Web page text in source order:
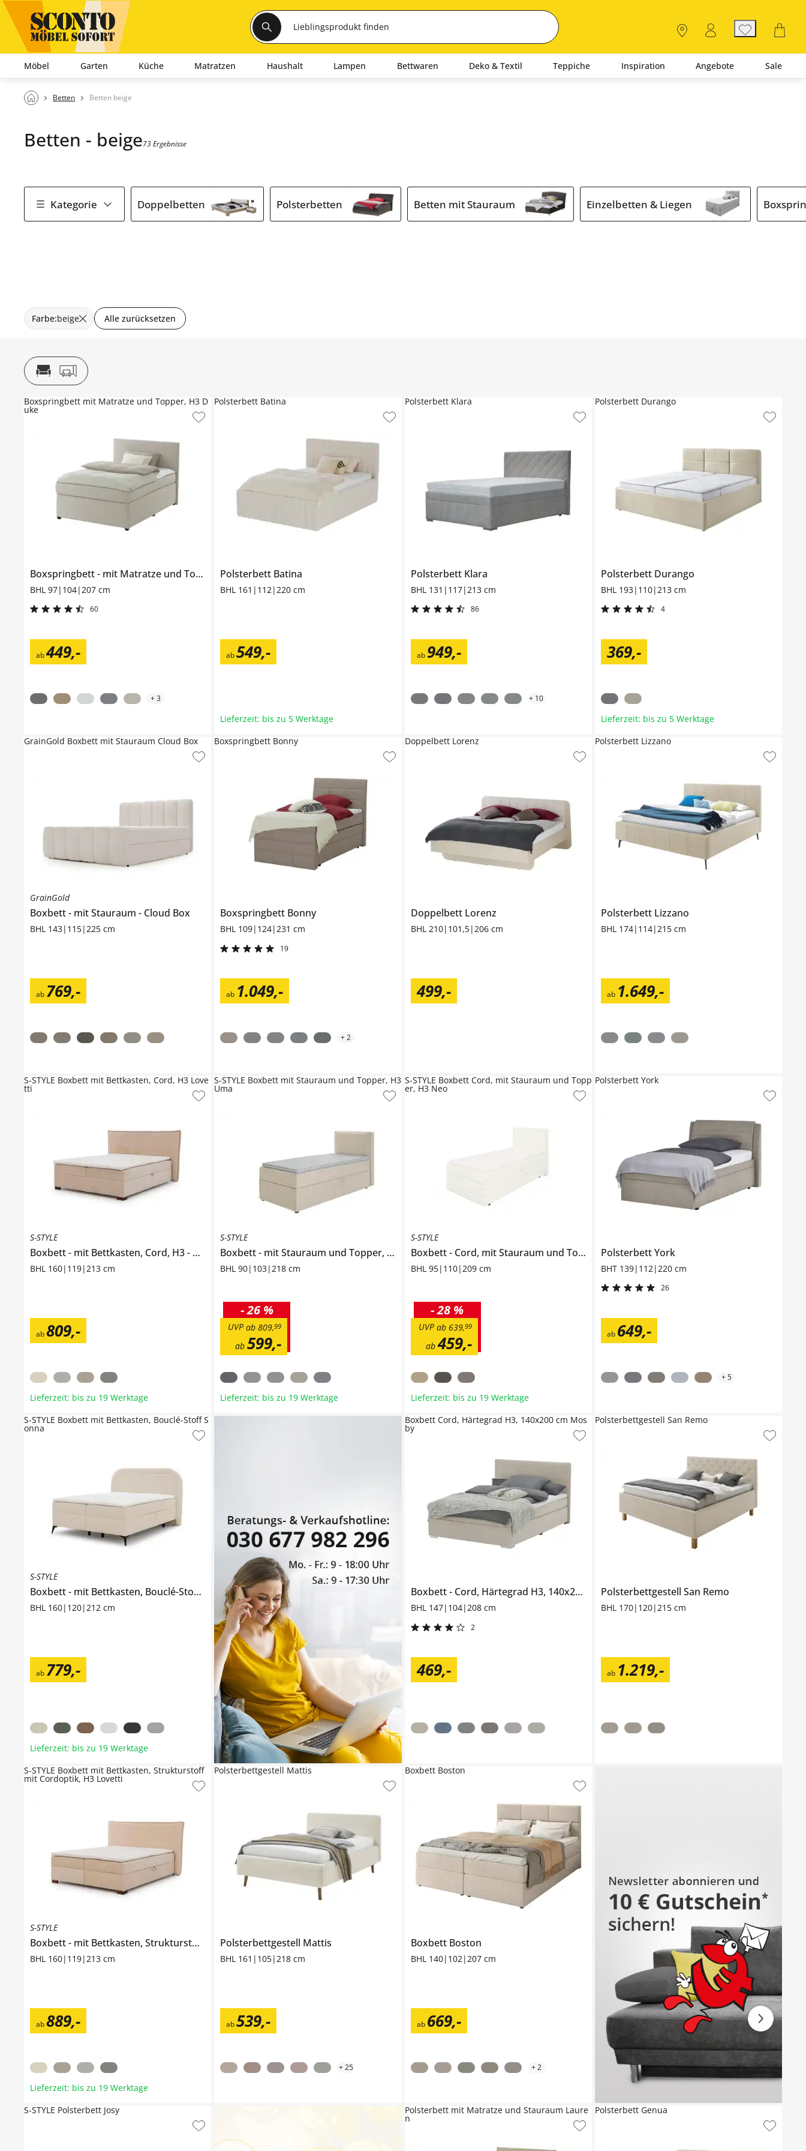
Möbel Garten Küche Matratzen Haushalt Lampen Bettwaren Deko & Textil Teppiche Inspiration Angebote Sale
Betten Betten beige
Betten - beige73 Ergebnisse
Kategorie Doppelbetten Polsterbetten Betten mit Stauraum Einzelbetten & Liegen
Farbe:beige Alle zurücksetzen
Boxspringbett mit Matratze und Topper, H3 Duke
BHL 97|104|207 cm
60
ab449,-
Boxspringbett mit Matratze und Topper, H3 D
uke
+3
Polsterbett Batina
BHL 161|112|220 cm
ab 549,-
Polsterbett Batina
Lieferzeit: bis zu 5 Werktage
Polsterbett Klara
BHL 131|117|213 cm
86
ab 949,-
Polsterbett Klara
+ 10
Polsterbett Durango
BHL 193|110|213 cm
4
369,-
Polsterbett Durango
Lieferzeit: bis zu 5 Werktage
GrainGold
Boxbett mit Stauraum Cloud Box
BHL 143|115|225 cm
ab 769,-
GrainGold Boxbett mit Stauraum Cloud Box
Boxspringbett Bonny
BHL 109|124|231 cm
19
ab 1.049,-
Boxspringbett Bonny
+2
Doppelbett Lorenz
BHL 210|101,5|206 cm
499,-
Doppelbett Lorenz
Polsterbett Lizzano
BHL 174|114|215 cm
ab 1.649,-
Polsterbett Lizzano
S-STYLE
Boxbett mit Bettkasten, Cord, H3 Lovetti
BHL 160|119|213 cm
ab809,-
S-STYLE Boxbett mit Bettkasten, Cord, H3 Love
tti
Lieferzeit: bis zu 19 Werktage
S-STYLE
Boxbett mit Stauraum und Topper, H3 Uma
BHL 90|103|218 cm
ab 599,-
ab 809,99
UVP
-26 %
S-STYLE Boxbett mit Stauraum und Topper, H3
Uma
Lieferzeit: bis zu 19 Werktage
S-STYLE
Boxbett Cord, mit Stauraum und Topper, H3 Neo
BHL 95|110|209 cm
ab 459,-
ab 639,99
UVP
-28 %
S-STYLE Boxbett Cord, mit Stauraum und Topp
er, H3 Neo
Lieferzeit: bis zu 19 Werktage
PolsterbettYork
BHT 139|112|220 cm
26
ab 649,-
Polsterbett York
+5
S-STYLE
Boxbett mit Bettkasten, Bouclé-Stoff Sonna
BHL 160|120|212 cm
ab 779,-
S-STYLE Boxbett mit Bettkasten, Bouclé-Stoff S
onna
Lieferzeit: bis zu 19 Werktage
Boxbett Cord, Härtegrad H3, 140x200 cm Mosby
BHL 147|104|208 cm
2
469,-
Boxbett Cord, Härtegrad H3, 140x200 cm Mos
by
Polsterbettgestell San Remo
BHL 170|120|215 cm
ab 1.219,-
Polsterbettgestell San Remo
S-STYLE
Boxbett mit Bettkasten, Strukturstoff mit Cordoptik, H3 Lovetti
BHL 160|119|213 cm
ab889,-
S-STYLE Boxbett mit Bettkasten, Strukturstoff
mit Cordoptik, H3 Lovetti
Lieferzeit: bis zu 19 Werktage
Polsterbettgestell Mattis
BHL 161|105|218 cm
ab 539,-
Polsterbettgestell Mattis
+25
Boxbett Boston
BHL 140|102|207 cm
ab 669,-
Boxbett Boston
+2
S-STYLE Polsterbett Josy Polsterbett mit Matratze und Stauraum Laure
n
Polsterbett Genua